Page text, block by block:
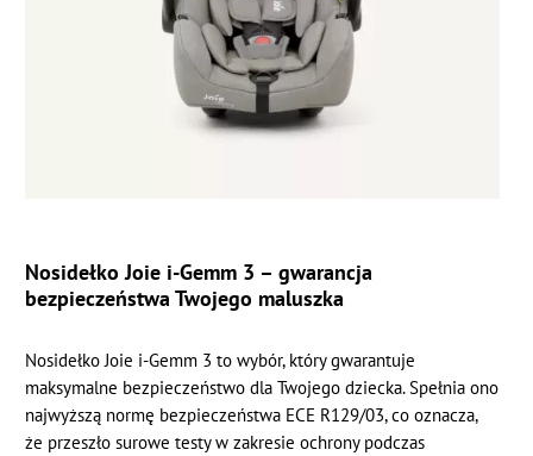
Nosidełko Joie i-Gemm 3 – gwarancja
bezpieczeństwa Twojego maluszka
Nosidełko Joie i-Gemm 3 to wybór, który gwarantuje
maksymalne bezpieczeństwo dla Twojego dziecka. Spełnia ono
najwyższą normę bezpieczeństwa ECE R129/03, co oznacza,
że przeszło surowe testy w zakresie ochrony podczas